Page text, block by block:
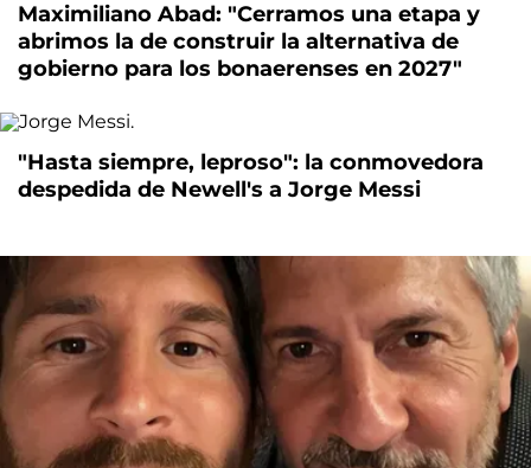
Maximiliano Abad: "Cerramos una etapa y
abrimos la de construir la alternativa de
gobierno para los bonaerenses en 2027"
"Hasta siempre, leproso": la conmovedora
despedida de Newell's a Jorge Messi